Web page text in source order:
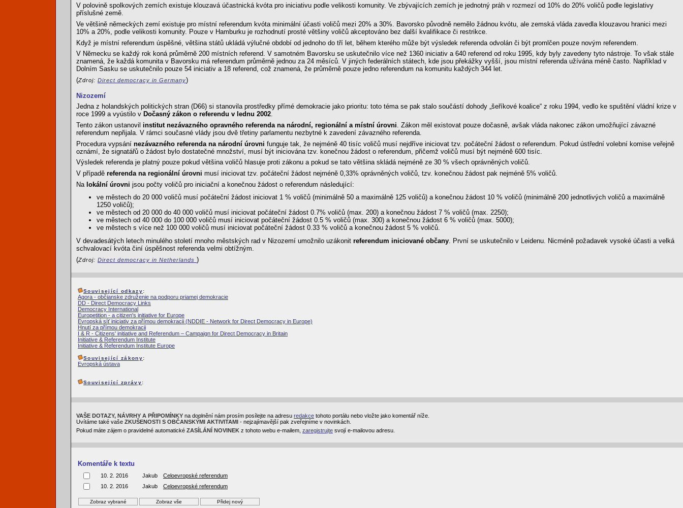
V polovině spolkových zemích existuje klouzavá účastnická kvóta pro iniciativu podle velikosti komunity. Ve zbývajících zemích je jednotný práh v rozmezí od 10% do 20% voličů podle legislativy
příslušné země.
Ve většině německých zemí existuje pro místní referendum kvóta minimální účasti voličů mezi 20% a 30%. Bavorsko původně nemělo žádnou kvótu, ale zemská vláda zavedla klouzavou hranici mezi
10% a 20%, podle velikosti komunity. Pouze v Hamburku je rozhodnutí prosté většiny voličů akceptováno bez další kvalifikace či restrikce.
Když je místní referendum úspěšné, většina států ukládá výlučné období od jednoho do tří let, během kterého může být výsledek referenda odvolán či být promlčen pouze novým referendem.
V Německu se každý rok koná průměrně 200 místních referend. V samotném Bavorsku se uskutečnilo více než 1360 iniciativ a 640 referend od roku 1995, kdy byly zavedeny tyto nástroje. To však stále
znamená, že každá komunita v Bavorsku má referendum průměrně jednou za 24 měsíců. V jiných federálních státech, kde jsou překážky vyšší, jsou místní referenda užívána méně často. Například v
Dolním Sasku se uskutečnilo pouze 54 iniciativ a 18 referend, což znamená, že průměrně pouze jedno referendum na komunitu každých 344 let.
(Zdroj: Direct democracy in Germany)
Nizozemí
Jedna z holandských politických stran (D66) si stanovila prostředky přímé demokracie jako prioritu: toto téma se pak stalo součástí dohody „šeříkové koalice“ z roku 1994, vedlo ke spuštění vládní krize v
roce 1999 a vyústilo v Dočasný zákon o referendu v lednu 2002.
Tento zákon ustanovil institut nezávazného opravného referenda na národní, regionální a místní úrovni . Zákon měl existovat pouze dočasně, avšak vláda nakonec zákon umožňující závazné
referendum nepřijala. V rámci současné vlády jsou dvě třetiny parlamentu nezbytné k zavedení závazného referenda.
Procedura vypsání nezávazného referenda na národní úrovni funguje tak, že nejméně 40 tisíc voličů musí nejdříve iniciovat tzv. počáteční žádost o referendum. Pokud ústřední volební komise veřejně
oznámí, že signatářů o žádost bylo dostatečné množství, musí být iniciována tzv. konečnou žádost o referendum, přičemž voličů musí být nejméně 600 tisíc.
Výsledek referenda je platný pouze pokud většina voličů hlasuje proti zákonu a pokud se tato většina skládá nejméně ze 30 % všech oprávněných voličů.
V případě referenda na regionální úrovni musí iniciovat tzv. počáteční žádost nejméně 0,33% oprávněných voličů, tzv. konečnou žádost pak nejméně 5% voličů.
Na lokální úrovni jsou počty voličů pro iniciační a konečnou žádost o referendum následující:
ve městech do 20 000 voličů musí počáteční žádost iniciovat 1 % voličů (minimálně 50 a maximálně 125 voličů) a konečnou žádost 10 % voličů (minimálně 200 jednotlivých voličů a maximálně
1250 voličů);
ve městech od 20 000 do 40 000 voličů musí iniciovat počáteční žádost 0.7% voličů (max. 200) a konečnou žádost 7 % voličů (max. 2250);
ve městech od 40 000 do 100 000 voličů musí iniciovat počáteční žádost 0.5 % voličů (max. 300) a konečnou žádost 6 % voličů (max. 5000);
ve městech s více než 100 000 voličů musí iniciovat počáteční žádost 0.33 % voličů a konečnou žádost 5 % voličů.
V devadesátých letech minulého století mnoho městských rad v Nizozemí umožnilo uzákonit referendum iniciované občany . První se uskutečnilo v Leidenu. Nicméně požadavek vysoké účasti a velká
schvalovací kvóta činí úspěšnost referenda velmi obtížným.
(Zdroj: Direct democracy in Netherlands )
Související odkazy:
Agora - občianske združenie na podporu priamej demokracie
DD - Direct Democracy Links
Democracy International
Europetition - a citizen's initiative for Europe
Evropská síť iniciativ za přímou demokracii (NDDIE - Network for Direct Democracy in Europe)
Hnutí za přímou demokracii
I & R - Citizens' initiative and Referendum – Campaign for Direct Democracy in Britain
Initiative & Referendum Institute
Initiative & Referendum Institute Europe
Související zákony:
Evropská ústava
Související zprávy:
VAŠE DOTAZY, NÁVRHY A PŘIPOMÍNKY na doplnění nám prosím posílejte na adresu redakce tohoto portálu nebo vložte jako komentář níže.
Uvítáme také vaše ZKUŠENOSTI S OBČANSKÝMI AKTIVITAMI - nejzajímavější pak zveřejníme v novinkách.
Pokud máte zájem o pravidelné automatické ZASÍLÁNÍ NOVINEK z tohoto webu e-mailem, zaregistrujte svojí e-mailovou adresu.
Komentáře k textu
10. 2. 2016 Jakub
Celoevropské referendum
10. 2. 2016
Jakub Celoevropské referendum